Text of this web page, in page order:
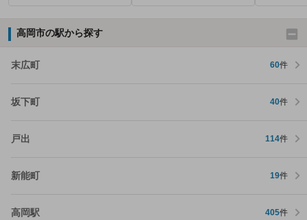
高岡市の駅から探す
末広町 60件
坂下町 40件
戸出 114件
新能町 19件
高岡駅 405件